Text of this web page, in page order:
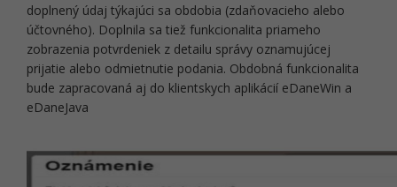
doplnený údaj týkajúci sa obdobia (zdaňovacieho alebo
účtovného). Doplnila sa tiež funkcionalita priameho
zobrazenia potvrdeniek z detailu správy oznamujúcej
prijatie alebo odmietnutie podania. Obdobná funkcionalita
bude zapracovaná aj do klientskych aplikácií eDaneWin a
eDaneJava